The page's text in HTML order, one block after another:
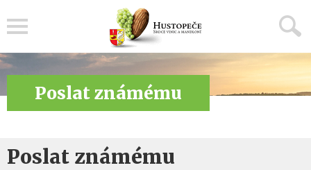
Poslat známému
Poslat známému